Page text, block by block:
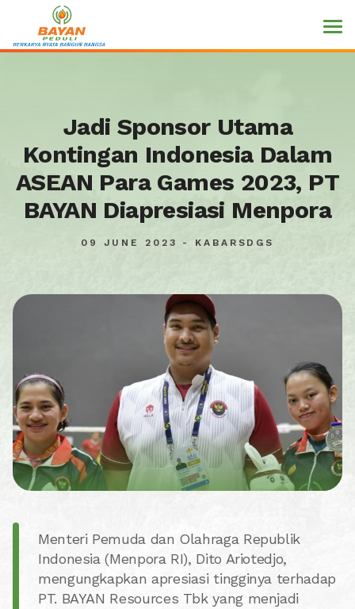
Jadi Sponsor Utama
Kontingan Indonesia Dalam
ASEAN Para Games 2023, PT
BAYAN Diapresiasi Menpora
09 JUNE 2023 - KABARSDGS
Menteri Pemuda dan Olahraga Republik
Indonesia (Menpora RI), Dito Ariotedjo,
mengungkapkan apresiasi tingginya terhadap
PT. BAYAN Resources Tbk yang menjadi